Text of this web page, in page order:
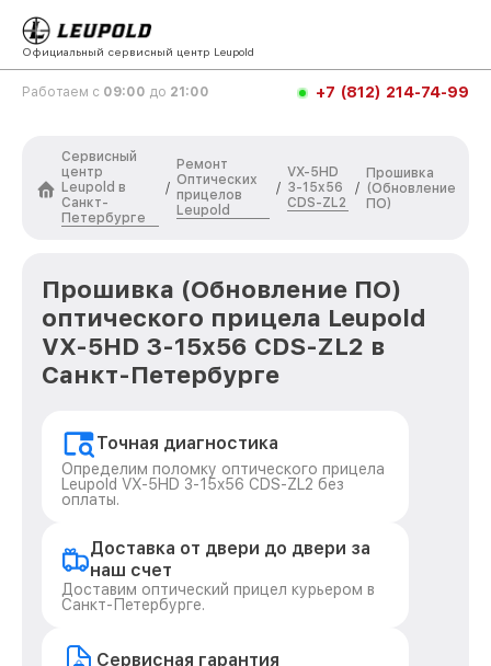
Официальный сервисный центр Leupold
Работаем с 09:00 до 21:00 +7 (812) 214-74-99
Сервисный
центр
Leupold в
Санкт-
Петербурге
/
Ремонт
Оптических
прицелов
Leupold
/
VX-5HD
3-15x56
CDS-ZL2
/
Прошивка
(Обновление
ПО)
Прошивка (Обновление ПО)
оптического прицела Leupold
VX-5HD 3-15x56 CDS-ZL2 в
Санкт-Петербурге
Точная диагностика
Определим поломку оптического прицела
Leupold VX-5HD 3-15x56 CDS-ZL2 без
оплаты.
Доставка от двери до двери за
наш счет
Доставим оптический прицел курьером в
Санкт-Петербурге.
Сервисная гарантия